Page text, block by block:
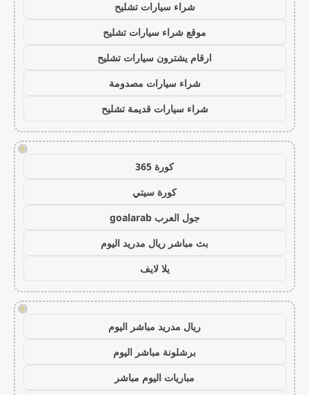
شراء سيارات تشليح
موقع شراء سيارات تشليح
ارقام يشترون سيارات تشليح
شراء سيارات مصدومة
شراء سيارات قديمة تشليح
!
كورة 365
كورة سيتي
جول العرب goalarab
بث مباشر ريال مدريد اليوم
يلا لايف
!
ريال مدريد مباشر اليوم
برشلونة مباشر اليوم
مباريات اليوم مباشر